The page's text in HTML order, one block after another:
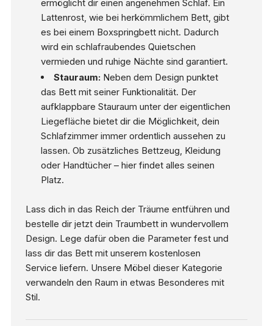
ermöglicht dir einen angenehmen Schlaf. Ein
Lattenrost, wie bei herkömmlichem Bett, gibt
es bei einem Boxspringbett nicht. Dadurch
wird ein schlafraubendes Quietschen
vermieden und ruhige Nächte sind garantiert.
Stauraum: Neben dem Design punktet
das Bett mit seiner Funktionalität. Der
aufklappbare Stauraum unter der eigentlichen
Liegefläche bietet dir die Möglichkeit, dein
Schlafzimmer immer ordentlich aussehen zu
lassen. Ob zusätzliches Bettzeug, Kleidung
oder Handtücher – hier findet alles seinen
Platz.
Lass dich in das Reich der Träume entführen und
bestelle dir jetzt dein Traumbett in wundervollem
Design. Lege dafür oben die Parameter fest und
lass dir das Bett mit unserem kostenlosen
Service liefern. Unsere Möbel dieser Kategorie
verwandeln den Raum in etwas Besonderes mit
Stil.